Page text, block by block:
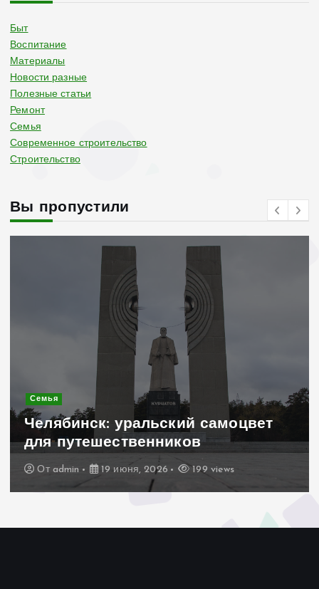
Быт
Воспитание
Материалы
Новости разные
Полезные статьи
Ремонт
Семья
Современное строительство
Строительство
Вы пропустили
views
Современное строительство
Керамогранит «под
стильное и
для дачного домика
От admin 19 июня, 2026